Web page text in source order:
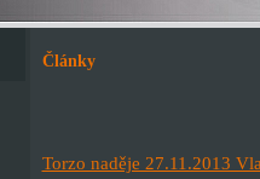
Články
Torzo naděje 27.11.2013